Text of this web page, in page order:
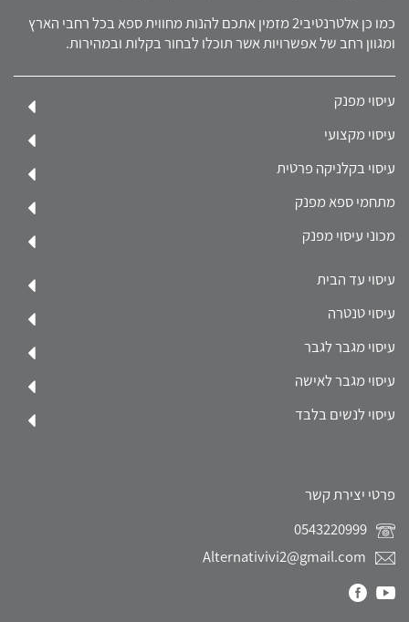
כמו כן אלטרנטיבי2 מזמין אתכם להנות מחווית ספא בכל רחבי הארץ
ומגוון רחב של אפשרויות אשר תוכלו לבחור בקלות ובמהירות.
עיסוי מפנק
עיסוי מקצועי
עיסוי בקלניקה פרטית
מתחמי ספא מפנק
מכוני עיסוי מפנק
עיסוי עד הבית
עיסוי טנטרה
עיסוי מגבר לגבר
עיסוי מגבר לאישה
עיסוי לנשים בלבד
פרטי יצירת קשר
Alternativivi2@gmail.com